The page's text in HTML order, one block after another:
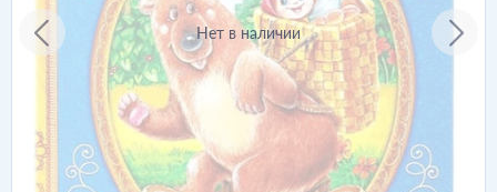
Нет в наличии